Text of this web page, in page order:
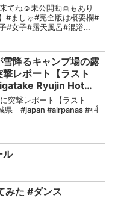
てね☺️未公開動画もあり
#ましゅ#完全版は概要欄#
#女子#露天風呂#混浴
雪降るキャンプ場の露
レポート【ラスト
Ryujin Hot
県 #japan
झरना
突撃レポート【ラスト
県 #japan #airpanas #गर्म
ル
みた #ダンス